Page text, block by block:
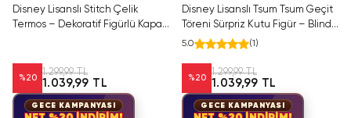
Disney Lisanslı Stitch Çelik
Termos – Dekoratif Figürlü Kapak
%20
1.299,99 TL
1.039,99 TL
GECE KAMPANYASI
Disney Lisanslı Tsum Tsum Geçit
Töreni Sürpriz Kutu Figür – Blind
Box
5.0 (1 )
%20
1.299,99 TL
1.039,99 TL
GECE KAMPANYASI